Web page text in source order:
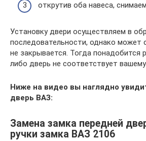
открутив оба навеса,
Установку двери осуществляем в
последовательности, однако может
не закрывается. Тогда понадобится
либо дверь не соответствует
Ниже на видео вы наглядно
дверь ВАЗ:
Замена замка передней
ручки замка ВАЗ 2106